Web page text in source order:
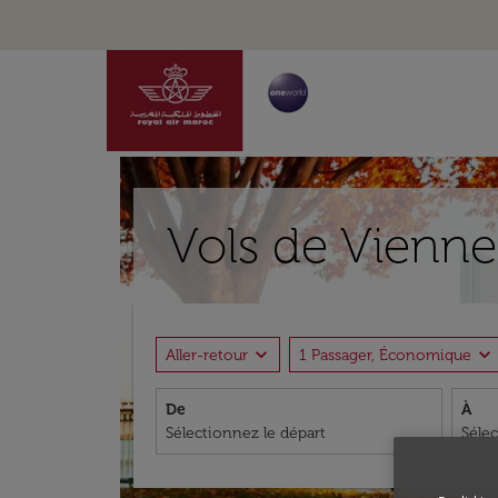
Vols de
Aller-retour expand_more 1 Passager, Économique expand_more
De À